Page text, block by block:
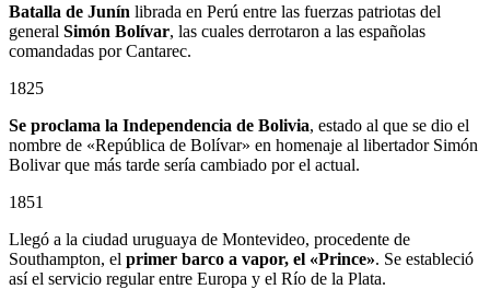
Batalla de Junín librada en Perú entre las fuerzas patriotas del
general Simón Bolívar, las cuales derrotaron a las españolas
comandadas por Cantarec.
1825
Se proclama la Independencia de Bolivia, estado al que se dio el
nombre de «República de Bolívar» en homenaje al libertador Simón
Bolivar que más tarde sería cambiado por el actual.
1851
Llegó a la ciudad uruguaya de Montevideo, procedente de
Southampton, el primer barco a vapor, el «Prince». Se estableció
así el servicio regular entre Europa y el Río de la Plata.